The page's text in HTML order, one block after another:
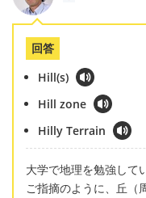
回答
Hill(s)
Hill zone
Hilly Terrain
大学で地理を勉強して
ご指摘のように、丘（